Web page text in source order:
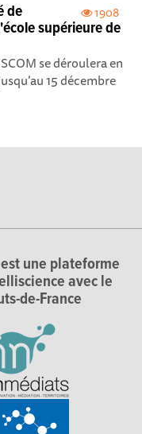
1908
de
supérieure de
se déroulera en
15 décembre
une plateforme
avec le
de-France